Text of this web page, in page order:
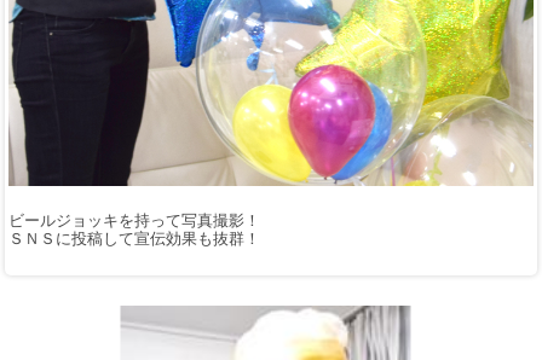
ビールジョッキを持って写真撮影！
ＳＮＳに投稿して宣伝効果も抜群！